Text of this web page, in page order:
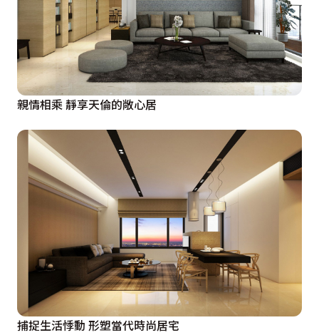
親情相乘 靜享天倫的敞心居
捕捉生活悸動 形塑當代時尚居宅